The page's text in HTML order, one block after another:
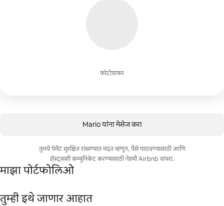
फोटोग्राफर
Mario यांना मेसेज करा
तुमचे पेमेंट सुरक्षित राखण्यात मदत म्हणून, पैसे पाठवण्यासाठी आणि
होस्ट्सशी कम्युनिकेट करण्यासाठी नेहमी Airbnb वापरा.
माझा पोर्टफोलिओ
तुम्ही इथे जाणार आहात